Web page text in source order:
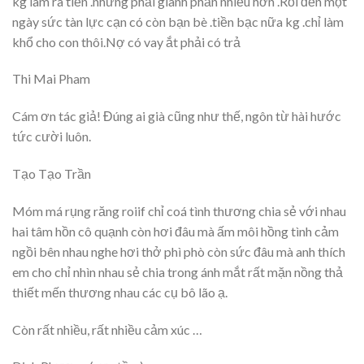
ngày sức tàn lực cạn có còn bạn bè .tiền bạc nữa kg .chỉ làm
khổ cho con thôi.Nợ có vay ắt phải có trả
Thi Mai Pham
Cám ơn tác giả! Đúng ai già cũng như thế, ngôn từ hài hước
tức cười luôn.
Tạo Tạo Trần
Móm má rụng răng roiif chỉ coá tình thương chia sẻ với nhau
hai tâm hồn cô quạnh còn hơi đâu mà ấm môi hồng tình cảm
ngồi bên nhau nghe hơi thở phì phò còn sức đâu mà anh thích
em cho chỉ nhìn nhau sẻ chia trong ánh mắt rất mặn nồng thả
thiết mến thương nhau các cụ bô lão ạ.
Còn rất nhiều, rất nhiều cảm xúc …